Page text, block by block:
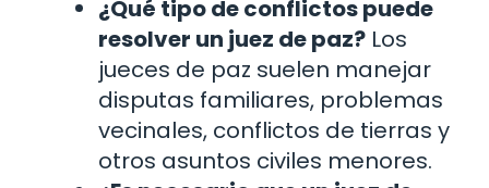
¿Qué tipo de conflictos puede
resolver un juez de paz? Los
jueces de paz suelen manejar
disputas familiares, problemas
vecinales, conflictos de tierras y
otros asuntos civiles menores.